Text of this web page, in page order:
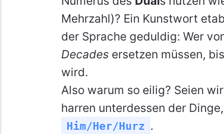
Mehrzahl)? Ein Kunstwort
der Sprache geduldig: Wer
Decadesersetzen müssen,
wird.
Also warum so eilig? Seien
harren unterdessen der
Him/Her/Hurz .